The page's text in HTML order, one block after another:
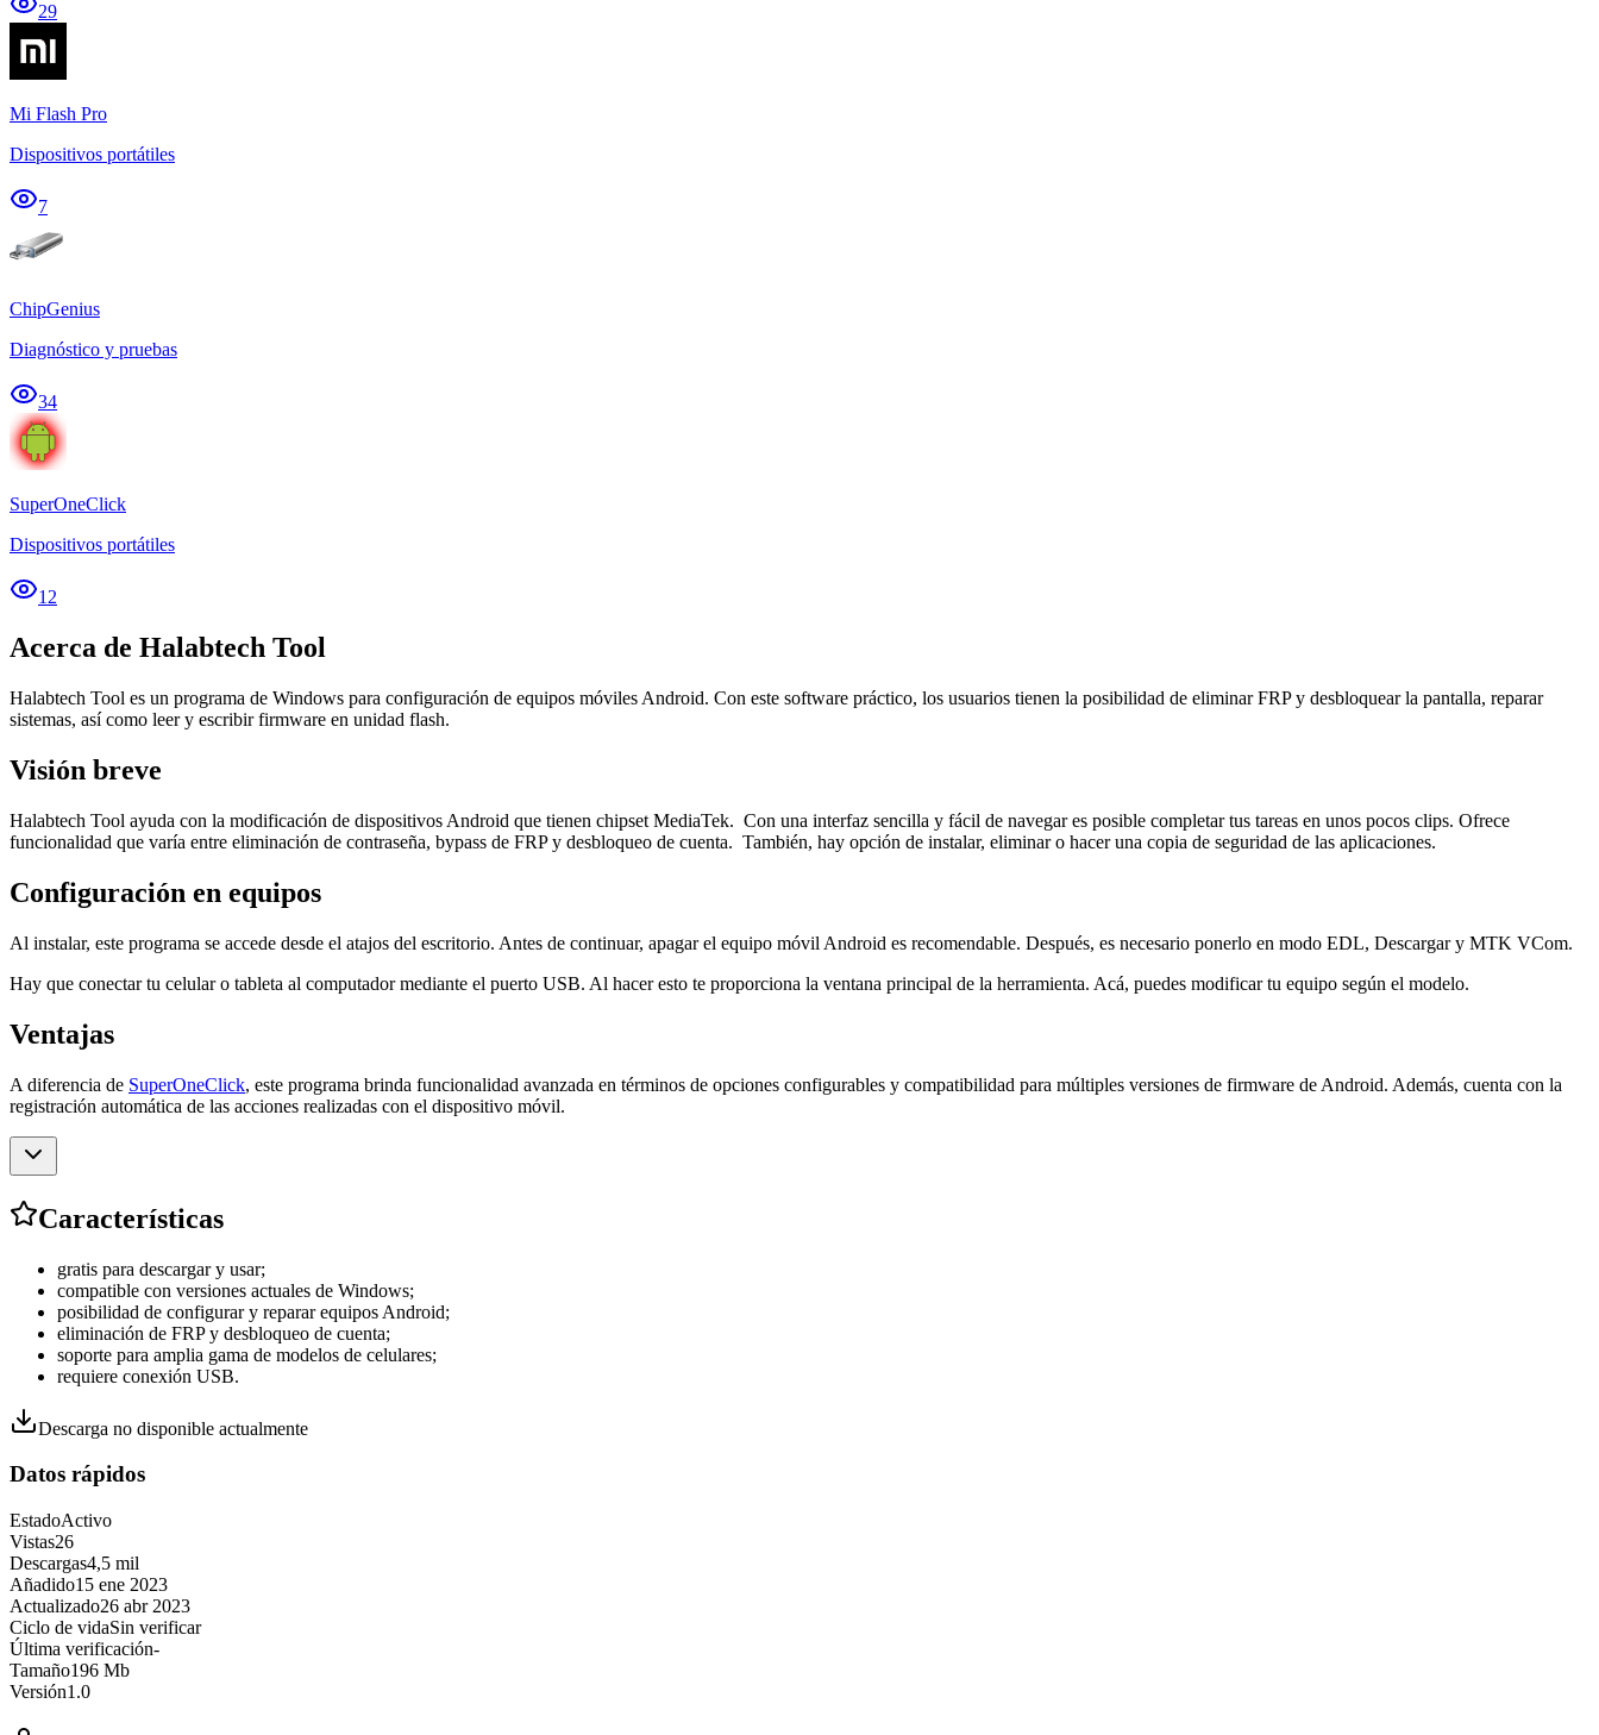
29
Mi Flash Pro
Dispositivos portátiles
7
ChipGenius
Diagnóstico y pruebas
34
SuperOneClick
Dispositivos portátiles
12
Acerca de Halabtech Tool
Halabtech Tool es un programa de Windows para configuración de equipos móviles Android. Con este software práctico, los usuarios tienen la posibilidad de eliminar FRP y desbloquear la pantalla, reparar
sistemas, así como leer y escribir firmware en unidad flash.
Visión breve
Halabtech Tool ayuda con la modificación de dispositivos Android que tienen chipset MediaTek. Con una interfaz sencilla y fácil de navegar es posible completar tus tareas en unos pocos clips. Ofrece
funcionalidad que varía entre eliminación de contraseña, bypass de FRP y desbloqueo de cuenta. También, hay opción de instalar, eliminar o hacer una copia de seguridad de las aplicaciones.
Configuración en equipos
Al instalar, este programa se accede desde el atajos del escritorio. Antes de continuar, apagar el equipo móvil Android es recomendable. Después, es necesario ponerlo en modo EDL, Descargar y MTK VCom.
Hay que conectar tu celular o tableta al computador mediante el puerto USB. Al hacer esto te proporciona la ventana principal de la herramienta. Acá, puedes modificar tu equipo según el modelo.
Ventajas
A diferencia de SuperOneClick, este programa brinda funcionalidad avanzada en términos de opciones configurables y compatibilidad para múltiples versiones de firmware de Android. Además, cuenta con la
registración automática de las acciones realizadas con el dispositivo móvil.
Características
gratis para descargar y usar;
compatible con versiones actuales de Windows;
posibilidad de configurar y reparar equipos Android;
eliminación de FRP y desbloqueo de cuenta;
soporte para amplia gama de modelos de celulares;
requiere conexión USB.
Descarga no disponible actualmente
Datos rápidos
EstadoActivo
Vistas26
Descargas4,5 mil
Añadido15 ene 2023
Actualizado26 abr 2023
Ciclo de vidaSin verificar
Última verificación-
Tamaño196 Mb
Versión1.0